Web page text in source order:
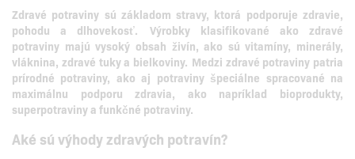
Zdravé potraviny sú základom stravy, ktorá podporuje zdravie,
pohodu a dlhovekosť.
Výrobky klasifikované ako zdravé
potraviny majú vysoký obsah živín, ako sú vitamíny, minerály,
vláknina, zdravé tuky a bielkoviny. Medzi zdravé potraviny patria
prírodné potraviny, ako aj potraviny špeciálne spracované na
maximálnu podporu zdravia, ako napríklad bioprodukty,
superpotraviny a funkčné potraviny.
Aké sú výhody zdravých potravín?